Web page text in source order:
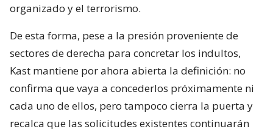
organizado y el terrorismo.
De esta forma, pese a la presión proveniente de
sectores de derecha para concretar los indultos,
Kast mantiene por ahora abierta la definición: no
confirma que vaya a concederlos próximamente ni
cada uno de ellos, pero tampoco cierra la puerta y
recalca que las solicitudes existentes continuarán